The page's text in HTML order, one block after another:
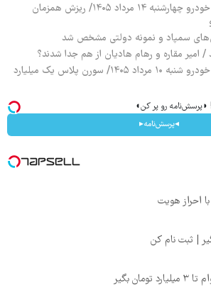
قیمت محصولات ایران خودرو چهارشنبه ۱۴ مرداد ۱۴۰۵/ ریزش همزمان
سمپاد و نمونه دولتی مشخص شد
/ امیر مقاره و رهام هادیان از هم جدا شدند؟
قیمت محصولات ایران خودرو شنبه ۱۰ مرداد ۱۴۰۵/ سورن پلاس یک میلیارد
◗پرسش‌نامه رو پر کن◖
◂پرسش‌نامه▸
بگیر